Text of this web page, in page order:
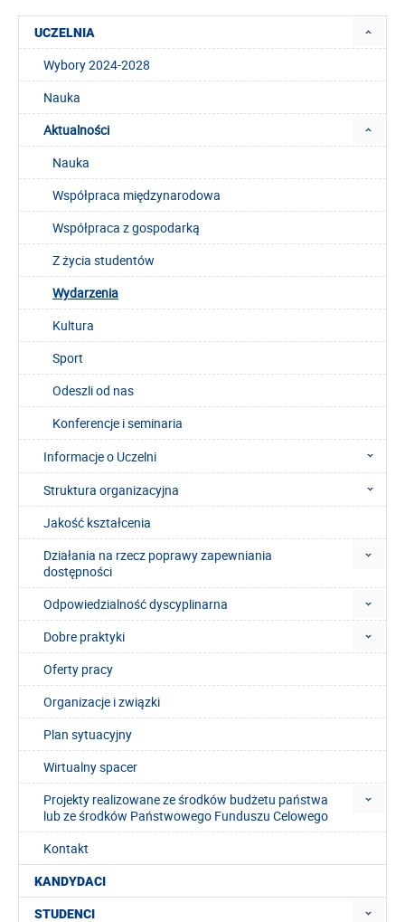
UCZELNIA
Wybory 2024-2028
Nauka
Aktualności
Nauka
Współpraca międzynarodowa
Współpraca z gospodarką
Z życia studentów
Wydarzenia
Kultura
Sport
Odeszli od nas
Konferencje i seminaria
Informacje o Uczelni
Struktura organizacyjna
Jakość kształcenia
Działania na rzecz poprawy zapewniania
dostępności
Odpowiedzialność dyscyplinarna
Dobre praktyki
Oferty pracy
Organizacje i związki
Plan sytuacyjny
Wirtualny spacer
Projekty realizowane ze środków budżetu państwa
lub ze środków Państwowego Funduszu Celowego
Kontakt
KANDYDACI
STUDENCI